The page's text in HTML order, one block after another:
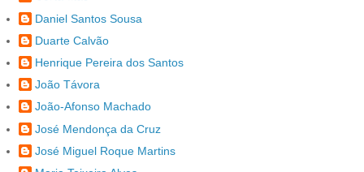
Daniel Santos Sousa
Duarte Calvão
Henrique Pereira dos Santos
João Távora
João-Afonso Machado
José Mendonça da Cruz
José Miguel Roque Martins